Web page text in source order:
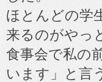
ほとんどの学
来るのがやっ
食事会で私の
います」と言